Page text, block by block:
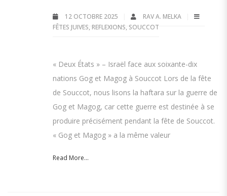
12 OCTOBRE 2025
RAV A. MELKA
FÊTES JUIVES, REFLEXIONS, SOUCCOT
« Deux États » – Israël face aux soixante-dix
nations Gog et Magog à Souccot Lors de la fête
de Souccot, nous lisons la haftara sur la guerre de
Gog et Magog, car cette guerre est destinée à se
produire précisément pendant la fête de Souccot.
« Gog et Magog » a la même valeur
Read More...